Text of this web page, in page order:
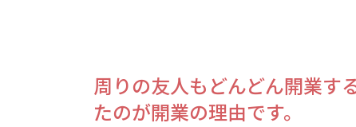
周りの友人もどんどん開業す
たのが開業の理由です。